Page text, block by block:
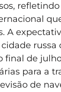
refletindo
A
russa
final de
para a
de